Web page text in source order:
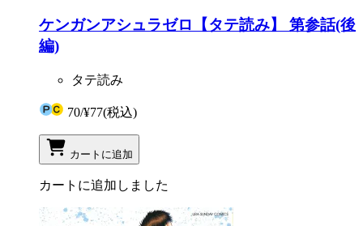
ケンガンアシュラゼロ【タテ読み】 第参話(後
編)
タテ読み
70/¥77(税込)
カートに追加
カートに追加しました